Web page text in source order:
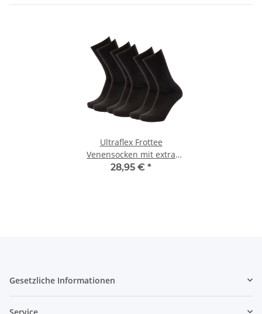
Ultraflex Frottee
Venensocken mit extra
weitem Bund speziell für
28,95 € *
Gesetzliche Informationen